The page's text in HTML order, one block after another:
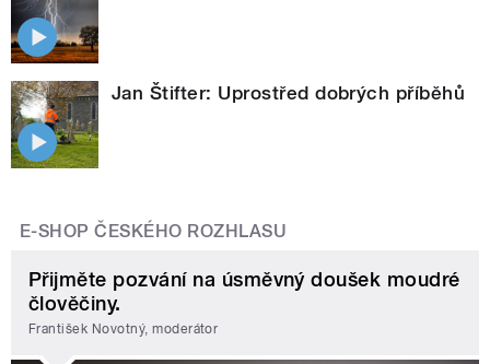
Jan Štifter: Uprostřed dobrých příběhů
E-SHOP ČESKÉHO ROZHLASU
Přijměte pozvání na úsměvný doušek moudré
člověčiny.
František Novotný, moderátor